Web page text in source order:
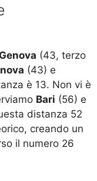
Genova (43, terzo
(43) e
è 13. Non vi è
Bari (56) e
distanza 52
creando un
il numero 26